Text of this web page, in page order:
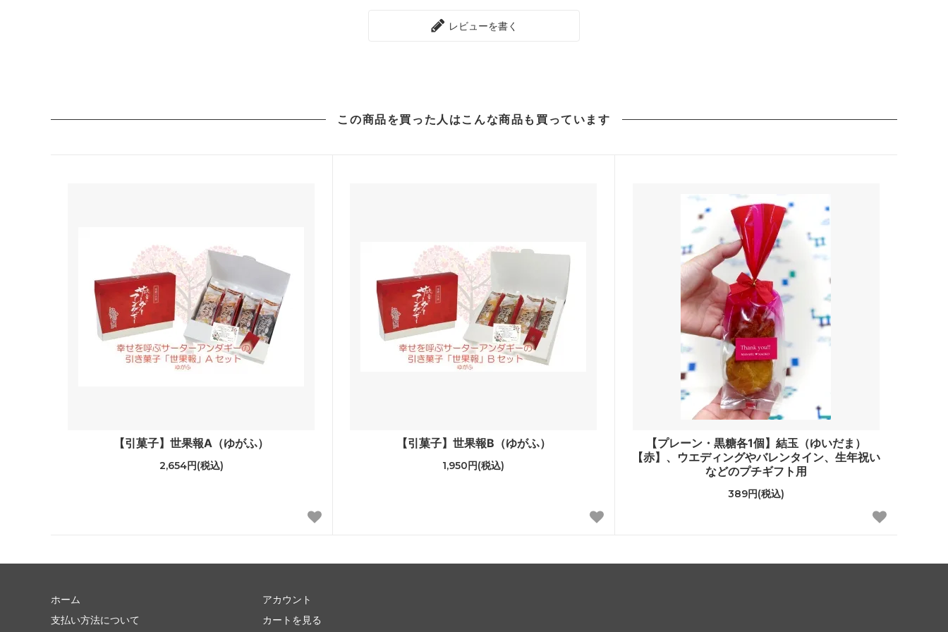
レビューを書く
この商品を買った人はこんな商品も買っています
【引菓子】世果報A（ゆがふ）
2,654円(税込)
【引菓子】世果報B（ゆがふ）
1,950円(税込)
【プレーン・黒糖各1個】結玉（ゆいだま）
【赤】、ウエディングやバレンタイン、生年祝い
などのプチギフト用
389円(税込)
ホーム
支払い方法について
アカウント
カートを見る